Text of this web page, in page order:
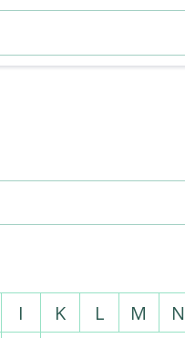
I K L M N